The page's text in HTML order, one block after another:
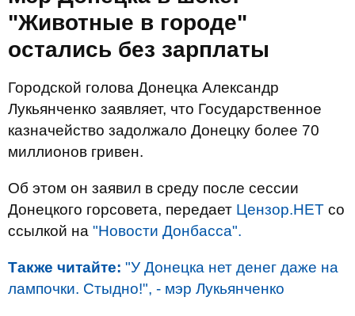
"Животные в городе"
остались без зарплаты
Городской голова Донецка Александр
Лукьянченко заявляет, что Государственное
казначейство задолжало Донецку более 70
миллионов гривен.
Об этом он заявил в среду после сессии
Донецкого горсовета, передает Цензор.НЕТ со
ссылкой на "Новости Донбасса".
Также читайте: "У Донецка нет денег даже на
лампочки. Стыдно!", - мэр Лукьянченко